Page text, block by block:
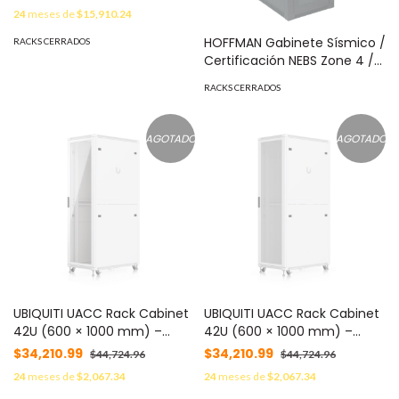
Pared, 600x612x710 mm
Acero Gris Claro MOD:
24meses de$15,910.24
RACKS CERRADOS
HOFFMAN Gabinete Sísmico /
Certificación NEBS Zone 4 /
/ Rack 19" y 23" / Estructura
Acero Soldado / Puertas con
Ventana y Persianas / OSHPD
Pre-Aprobado MOD:
RACKS CERRADOS
AGOTADO
UBIQUITI UACC Rack Cabinet
42U (600 × 1000 mm) –
Gabinete de Piso
Totalmente Ensamblado
con Ventiladores Integrados,
$34,210.99 $44,724.96
24meses de$2,067.34
AGOTADO
UBIQUITI UACC Rack Cabinet
42U (600 × 1000 mm) –
Gabinete de Piso
Totalmente Ensamblado
con Ventiladores Integrados,
$34,210.99 $44,724.96
24meses de$2,067.34